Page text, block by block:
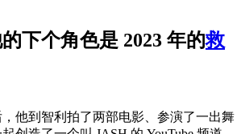
下个角色是 2023 年的救
他到智利拍了两部电影、参演了一出舞